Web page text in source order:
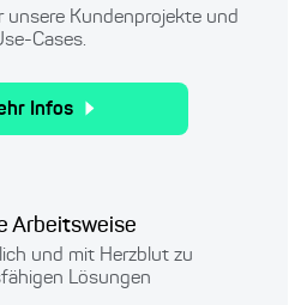
unsere Kundenprojekte und
Cases.
Infos
Arbeitsweise
und mit Herzblut zu
Lösungen